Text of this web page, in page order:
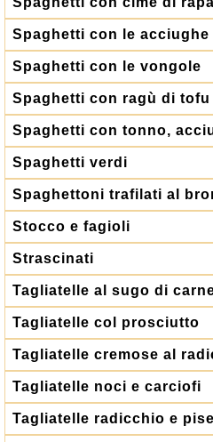
Spaghetti con le acciughe
Spaghetti con le vongole
Spaghetti con ragù di tofu
Spaghetti con tonno,
Spaghetti verdi
Spaghettoni trafilati al
Stocco e fagioli
Strascinati
Tagliatelle al sugo di
Tagliatelle col prosciutto
Tagliatelle cremose al
Tagliatelle noci e carciofi
Tagliatelle radicchio e